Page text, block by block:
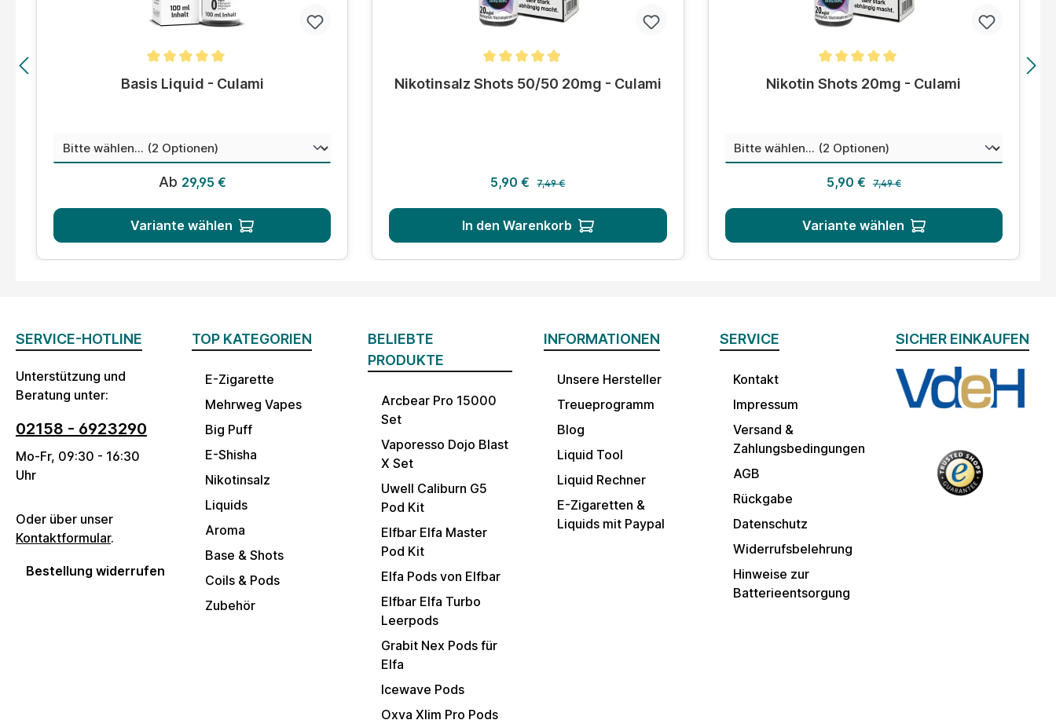
Durchschnittliche Bewertung von 5 von 5 Sternen
Basis Liquid - Culami
Mengeauswählen
Regulärer Preis:
Ab 29,95 €
Variante wählen
Durchschnittliche Bewertung von 4.8 von 5 Sternen
Nikotinsalz Shots 50/50 20mg - Culami
Verkaufspreis:
5,90 € Regulärer Preis:
7,49 €
In den Warenkorb
Durchschnittliche Bewertung von 5 von 5 Sternen
Nikotin Shots 20mg - Culami
Mischungsverhältnis auswählen
Verkaufspreis:
5,90 € Regulärer Preis:
7,49 €
Variante wählen
SERVICE-HOTLINE
Unterstützung und
Beratung unter:
02158 - 6923290
Mo-Fr, 09:30 - 16:30
Uhr
Oder über unser
Kontaktformular.
Bestellung widerrufen
TOP KATEGORIEN
E-Zigarette
Mehrweg Vapes
Big Puff
E-Shisha
Nikotinsalz
Liquids
Aroma
Base & Shots
Coils & Pods
Zubehör
BELIEBTE
PRODUKTE
Arcbear Pro 15000
Set
Vaporesso Dojo Blast
X Set
Uwell Caliburn G5
Pod Kit
Elfbar Elfa Master
Pod Kit
Elfa Pods von Elfbar
Elfbar Elfa Turbo
Leerpods
Grabit Nex Pods für
Elfa
Icewave Pods
Oxva Xlim Pro Pods
INFORMATIONEN
Unsere Hersteller
Treueprogramm
Blog
Liquid Tool
Liquid Rechner
E-Zigaretten &
Liquids mit Paypal
SERVICE
Kontakt
Impressum
Versand &
Zahlungsbedingungen
AGB
Rückgabe
Datenschutz
Widerrufsbelehrung
Hinweise zur
Batterieentsorgung
SICHER EINKAUFEN